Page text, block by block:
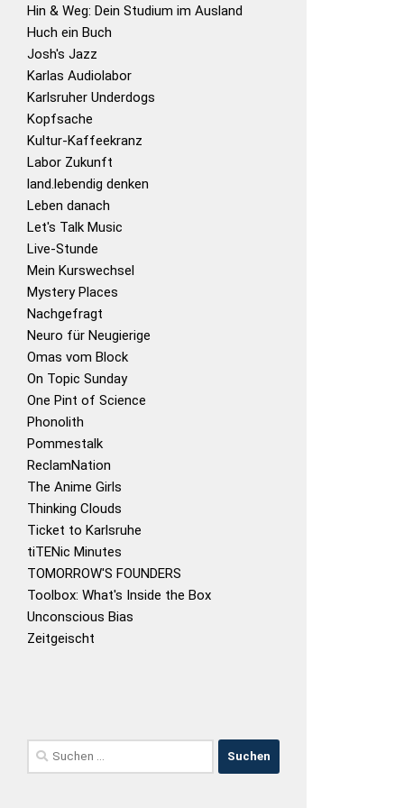
Hin & Weg: Dein Studium im Ausland
Huch ein Buch
Josh's Jazz
Karlas Audiolabor
Karlsruher Underdogs
Kopfsache
Kultur-Kaffeekranz
Labor Zukunft
land.lebendig denken
Leben danach
Let's Talk Music
Live-Stunde
Mein Kurswechsel
Mystery Places
Nachgefragt
Neuro für Neugierige
Omas vom Block
On Topic Sunday
One Pint of Science
Phonolith
Pommestalk
ReclamNation
The Anime Girls
Thinking Clouds
Ticket to Karlsruhe
tiTENic Minutes
TOMORROW'S FOUNDERS
Toolbox: What's Inside the Box
Unconscious Bias
Zeitgeischt